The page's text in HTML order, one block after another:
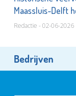
Maassluis-Delft
Redactie - 02-06-2026
Bedrijven